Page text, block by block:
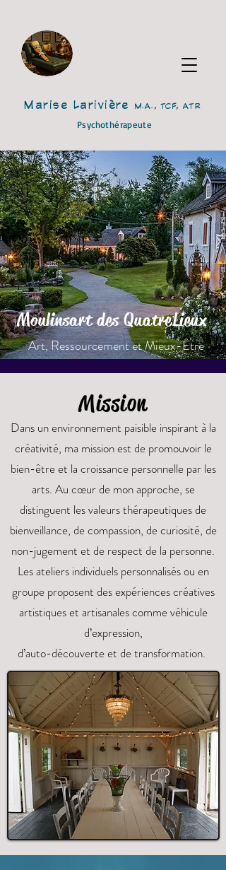
Marise Larivière M.A., TCF, ATR
Psychothérapeute
Moulinsart des QuatreLieux
Art, Ressourcement et Mieux-Être
Mission
Dans un environnement paisible inspirant à la
créativité, ma mission est de promouvoir le
bien-être et la croissance personnelle par les
arts. Au cœur de mon approche, se
distinguent les valeurs thérapeutiques de
bienveillance, de compassion, de curiosité, de
non-jugement et de respect de la personne.
Les ateliers individuels personnalisés ou en
groupe proposent des expériences créatives
artistiques et artisanales comme véhicule
d’expression,
d’auto-découverte et de transformation.